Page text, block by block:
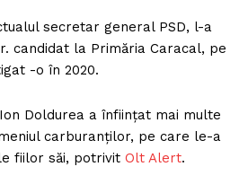
secretar general PSD, l-a
candidat la Primăria Caracal, pe
-o în 2020.
Doldurea a înființat mai multe
carburanților, pe care le-a
fiilor săi, potrivit Olt Alert.